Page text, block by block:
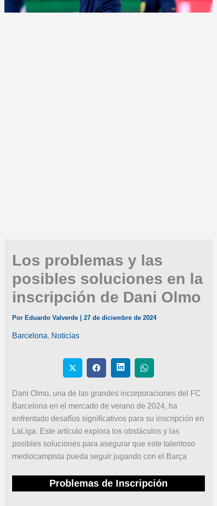
Los problemas y las
posibles soluciones en la
inscripción de Dani Olmo
Por Eduardo Valverde 27 de diciembre de 2024
Barcelona, Noticias
Dani Olmo, una de las grandes incorporaciones del FC
Barcelona en el mercado de verano de 2024, ha
enfrentado desafíos significativos para su inscripción en
LaLiga. Este artículo explora los obstáculos y las
posibles soluciones para asegurar que este talentoso
mediocampista pueda seguir jugando con el Barça
Problemas de Inscripción